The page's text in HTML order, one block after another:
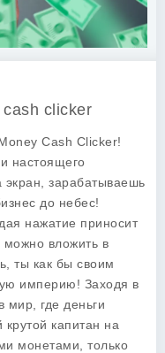
cash clicker
Cash Clicker!
настоящего
зарабатываешь
до небес!
нажатие приносит
можно вложить в
ты как бы своим
империю! Заходя в
мир, где деньги
капитан на
монетами, только